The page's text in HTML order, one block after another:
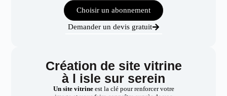
Choisir un abonnement
Demander un devis gratuit
Création de site vitrine
à l isle sur serein
Un site vitrineest la clé pour renforcer votre